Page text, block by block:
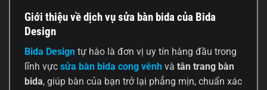
Giới thiệu về dịch vụ sửa bàn bida của Bida
Design
Bida Design tự hào là đơn vị uy tín hàng đầu trong
lĩnh vực sửa bàn bida cong vênh và tân trang bàn
bida, giúp bàn của bạn trở lại phẳng mịn, chuẩn xác